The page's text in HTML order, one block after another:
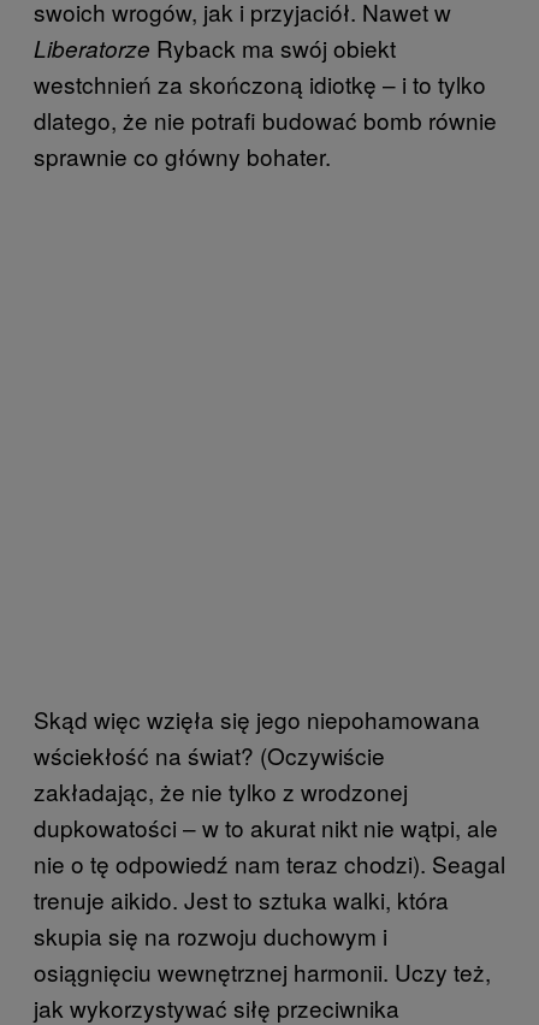
swoich wrogów, jak i przyjaciół. Nawet w
Liberatorze Ryback ma swój obiekt
westchnień za skończoną idiotkę – i to tylko
dlatego, że nie potrafi budować bomb równie
sprawnie co główny bohater.
Skąd więc wzięła się jego niepohamowana
wściekłość na świat? (Oczywiście
zakładając, że nie tylko z wrodzonej
dupkowatości – w to akurat nikt nie wątpi, ale
nie o tę odpowiedź nam teraz chodzi). Seagal
trenuje aikido. Jest to sztuka walki, która
skupia się na rozwoju duchowym i
osiągnięciu wewnętrznej harmonii. Uczy też,
jak wykorzystywać siłę przeciwnika